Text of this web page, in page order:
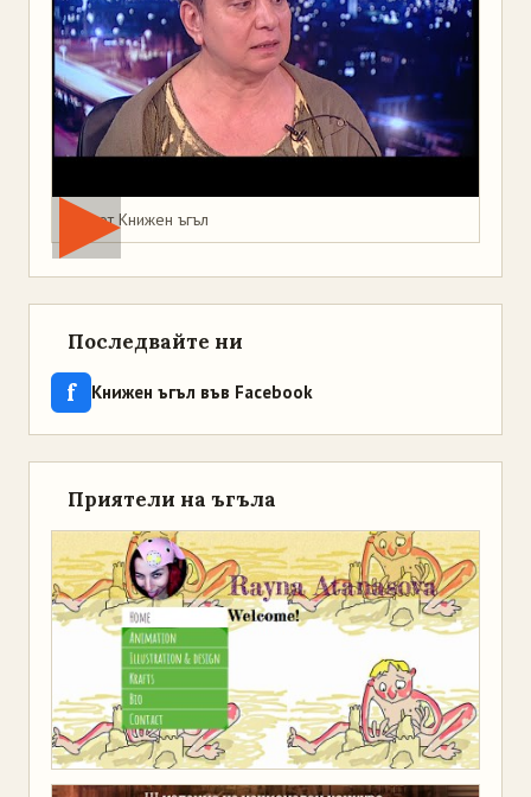
Мая от Книжен ъгъл
Последвайте ни
f Книжен ъгъл във Facebook
Приятели на ъгъла